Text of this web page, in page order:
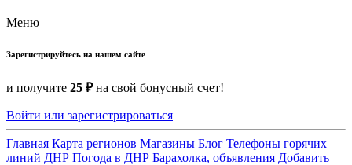
Меню
Зарегистрируйтесь на нашем сайте
и получите 25 ₽на свой бонусный счет!
Войти или зарегистрироваться
Главная Карта регионов Магазины Блог Телефоны горячих
линий ДНР Погода в ДНР Барахолка, объявления Добавить